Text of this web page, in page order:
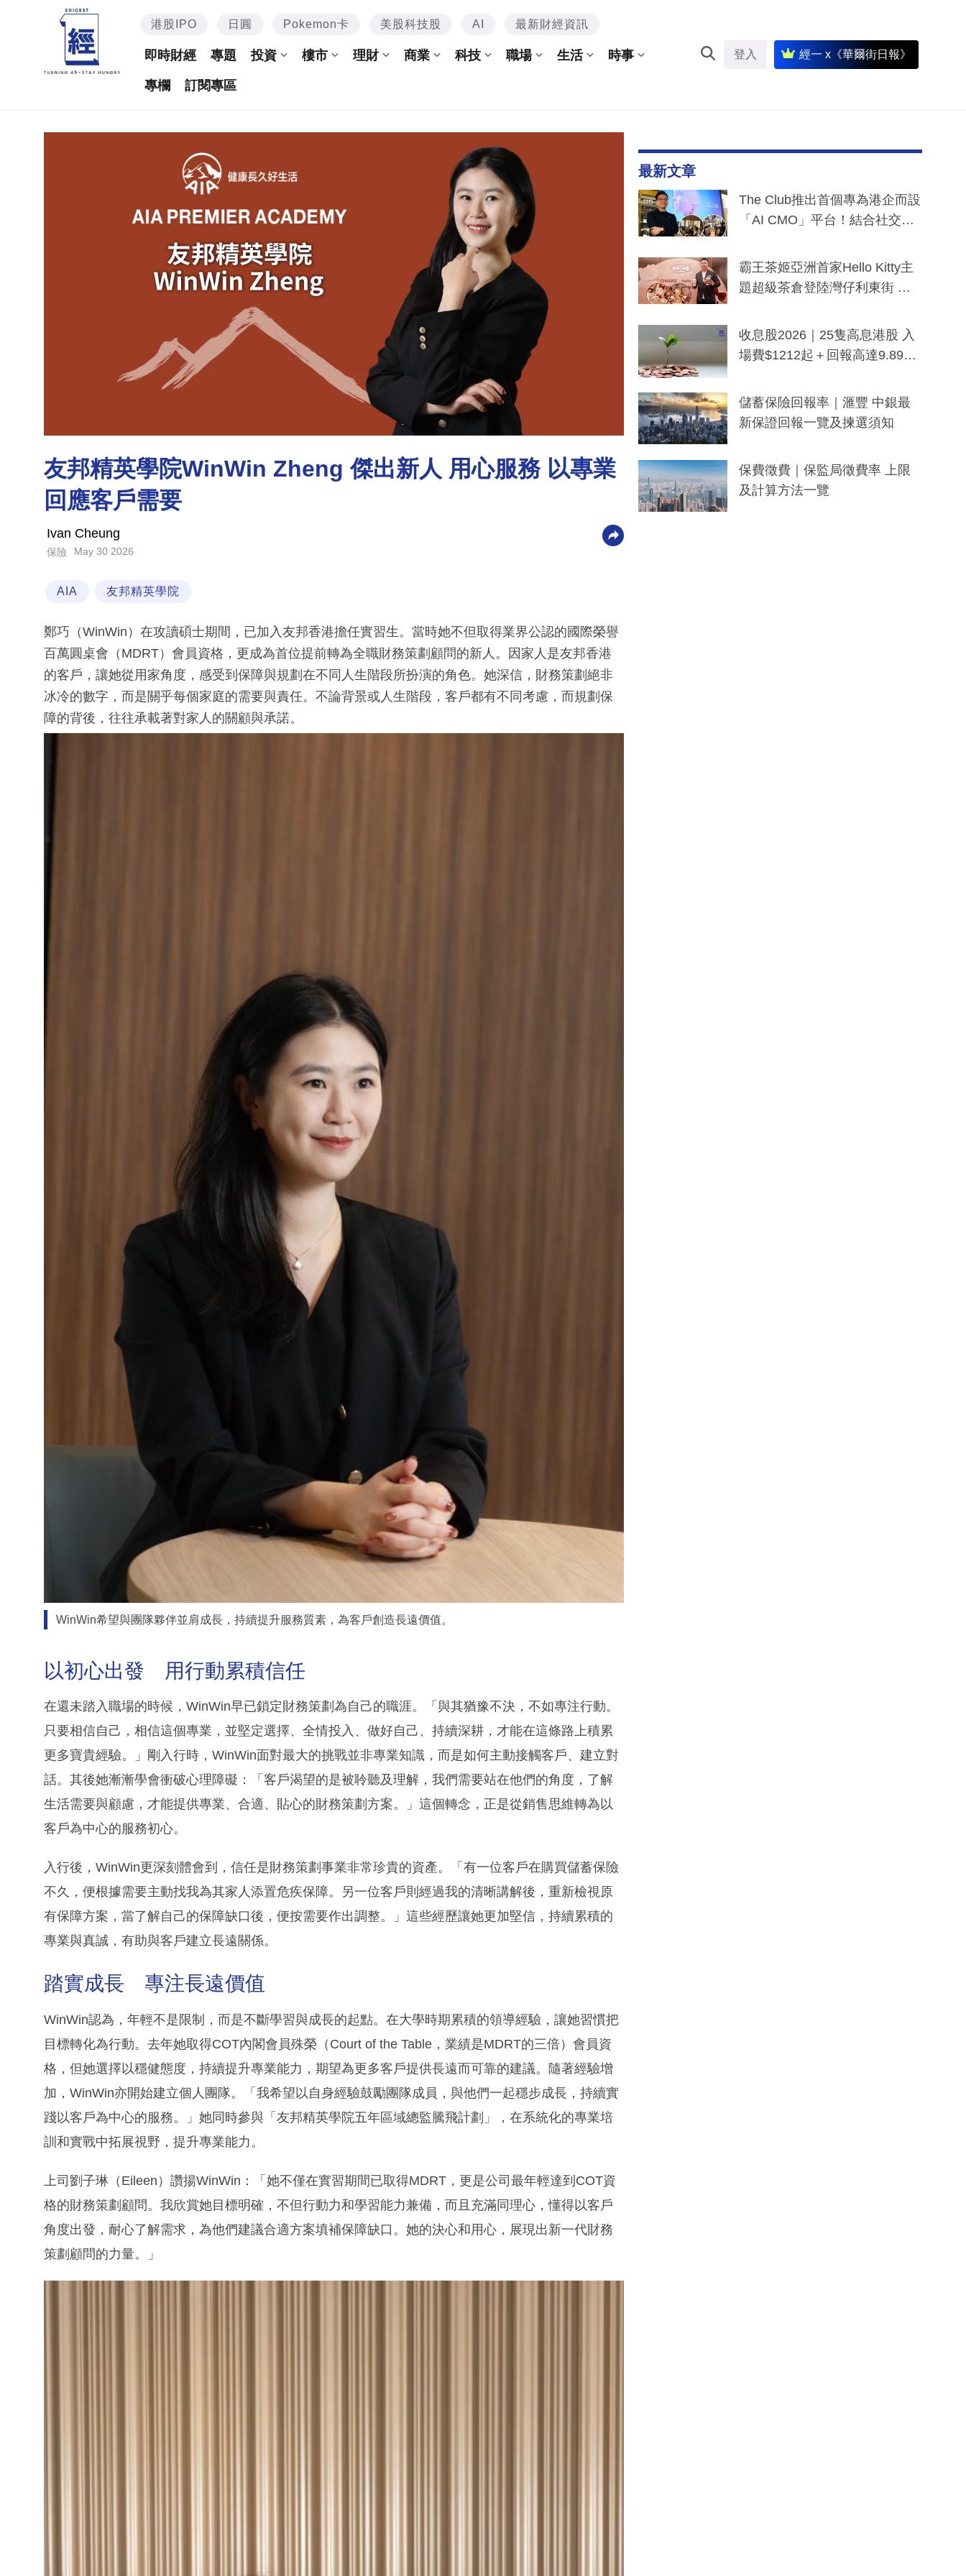
港股IPO 日圓 Pokemon卡 美股科技股 AI 最新財經資訊
即時財經 專題 投資 樓市 理財 商業 科技 職場 生活 時事
專欄 訂閱專區
登入 經一 x《華爾街日報》
友邦精英學院WinWin Zheng 傑出新人 用心服務 以專業
回應客戶需要
Ivan Cheung
保險 May 30 2026
AIA 友邦精英學院
鄭巧（WinWin）在攻讀碩士期間，已加入友邦香港擔任實習生。當時她不但取得業界公認的國際榮譽
百萬圓桌會（MDRT）會員資格，更成為首位提前轉為全職財務策劃顧問的新人。因家人是友邦香港
的客戶，讓她從用家角度，感受到保障與規劃在不同人生階段所扮演的角色。她深信，財務策劃絕非
冰冷的數字，而是關乎每個家庭的需要與責任。不論背景或人生階段，客戶都有不同考慮，而規劃保
障的背後，往往承載著對家人的關顧與承諾。
WinWin希望與團隊夥伴並肩成長，持續提升服務質素，為客戶創造長遠價值。
以初心出發 用行動累積信任
在還未踏入職場的時候，WinWin早已鎖定財務策劃為自己的職涯。「與其猶豫不決，不如專注行動。
只要相信自己，相信這個專業，並堅定選擇、全情投入、做好自己、持續深耕，才能在這條路上積累
更多寶貴經驗。」剛入行時，WinWin面對最大的挑戰並非專業知識，而是如何主動接觸客戶、建立對
話。其後她漸漸學會衝破心理障礙：「客戶渴望的是被聆聽及理解，我們需要站在他們的角度，了解
生活需要與顧慮，才能提供專業、合適、貼心的財務策劃方案。」這個轉念，正是從銷售思維轉為以
客戶為中心的服務初心。
入行後，WinWin更深刻體會到，信任是財務策劃事業非常珍貴的資產。「有一位客戶在購買儲蓄保險
不久，便根據需要主動找我為其家人添置危疾保障。另一位客戶則經過我的清晰講解後，重新檢視原
有保障方案，當了解自己的保障缺口後，便按需要作出調整。」這些經歷讓她更加堅信，持續累積的
專業與真誠，有助與客戶建立長遠關係。
踏實成長 專注長遠價值
WinWin認為，年輕不是限制，而是不斷學習與成長的起點。在大學時期累積的領導經驗，讓她習慣把
目標轉化為行動。去年她取得COT內閣會員殊榮（Court of the Table，業績是MDRT的三倍）會員資
格，但她選擇以穩健態度，持續提升專業能力，期望為更多客戶提供長遠而可靠的建議。隨著經驗增
加，WinWin亦開始建立個人團隊。「我希望以自身經驗鼓勵團隊成員，與他們一起穩步成長，持續實
踐以客戶為中心的服務。」她同時參與「友邦精英學院五年區域總監騰飛計劃」，在系統化的專業培
訓和實戰中拓展視野，提升專業能力。
上司劉子琳（Eileen）讚揚WinWin：「她不僅在實習期間已取得MDRT，更是公司最年輕達到COT資
格的財務策劃顧問。我欣賞她目標明確，不但行動力和學習能力兼備，而且充滿同理心，懂得以客戶
角度出發，耐心了解需求，為他們建議合適方案填補保障缺口。她的決心和用心，展現出新一代財務
策劃顧問的力量。」
最新文章
The Club推出首個專為港企而設
「AI CMO」平台！結合社交聆
分鐘生成「貼地」宣傳短片
霸王茶姬亞洲首家Hello Kitty主
題超級茶倉登陸灣仔利東街 推
y及香港限定特調系列
收息股2026｜25隻高息港股 入
場費$1212起＋回報高達9.89
儲蓄保險回報率｜滙豐 中銀最
新保證回報一覽及揀選須知
保費徵費｜保監局徵費率 上限
及計算方法一覽